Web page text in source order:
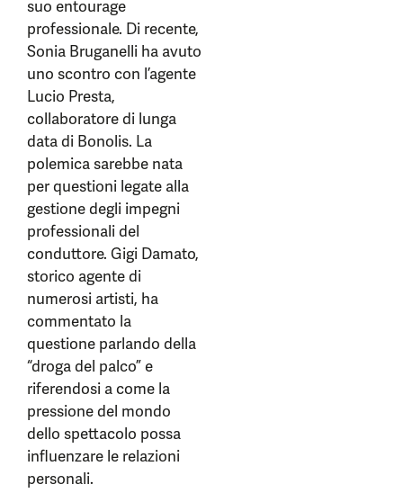
suo entourage
professionale. Di recente,
Sonia Bruganelli ha avuto
uno scontro con l’agente
Lucio Presta,
collaboratore di lunga
data di Bonolis. La
polemica sarebbe nata
per questioni legate alla
gestione degli impegni
professionali del
conduttore. Gigi Damato,
storico agente di
numerosi artisti, ha
commentato la
questione parlando della
“droga del palco” e
riferendosi a come la
pressione del mondo
dello spettacolo possa
influenzare le relazioni
personali.